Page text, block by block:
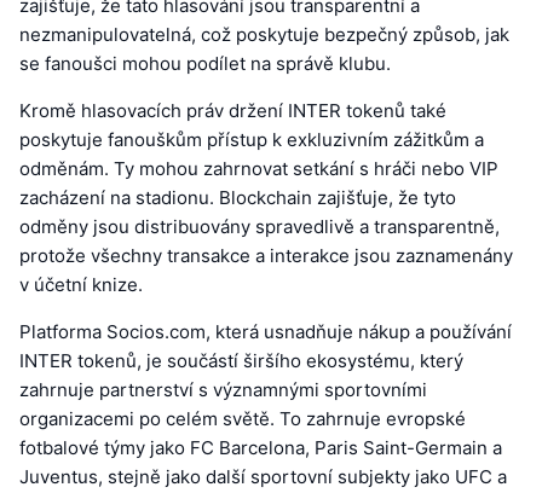
zajišťuje, že tato hlasování jsou transparentní a
nezmanipulovatelná, což poskytuje bezpečný způsob, jak
se fanoušci mohou podílet na správě klubu.
Kromě hlasovacích práv držení INTER tokenů také
poskytuje fanouškům přístup k exkluzivním zážitkům a
odměnám. Ty mohou zahrnovat setkání s hráči nebo VIP
zacházení na stadionu. Blockchain zajišťuje, že tyto
odměny jsou distribuovány spravedlivě a transparentně,
protože všechny transakce a interakce jsou zaznamenány
v účetní knize.
Platforma Socios.com, která usnadňuje nákup a používání
INTER tokenů, je součástí širšího ekosystému, který
zahrnuje partnerství s významnými sportovními
organizacemi po celém světě. To zahrnuje evropské
fotbalové týmy jako FC Barcelona, Paris Saint-Germain a
Juventus, stejně jako další sportovní subjekty jako UFC a